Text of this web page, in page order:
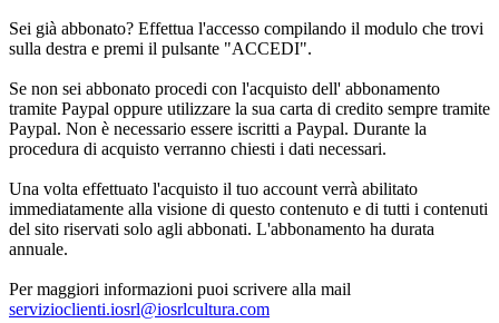
Sei già abbonato? Effettua l'accesso compilando il modulo che trovi
sulla destra e premi il pulsante "ACCEDI".
Se non sei abbonato procedi con l'acquisto dell' abbonamento
tramite Paypal oppure utilizzare la sua carta di credito sempre tramite
Paypal. Non è necessario essere iscritti a Paypal. Durante la
procedura di acquisto verranno chiesti i dati necessari.
Una volta effettuato l'acquisto il tuo account verrà abilitato
immediatamente alla visione di questo contenuto e di tutti i contenuti
del sito riservati solo agli abbonati. L'abbonamento ha durata
annuale.
Per maggiori informazioni puoi scrivere alla mail
servizioclienti.iosrl@iosrlcultura.com